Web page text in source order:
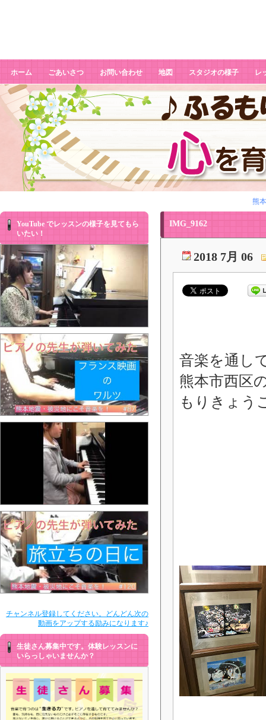
ホーム ごあいさつ お問い合わせ 地図 スタジオの様子 レ
熊
IMG_9162
2018 7月 06
音楽を通し
熊本市西区
もりきょう
YouTube でレッスンの様子を見てもら
いたい！
チャンネル登録してください。どんどん次の
動画をアップする励みになります♪
生徒さん募集中です。体験レッスンに
いらっしゃいませんか？